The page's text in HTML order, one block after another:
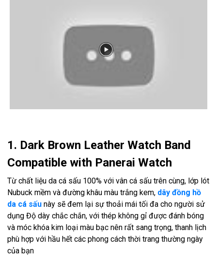
1. Dark Brown Leather Watch Band
Compatible with Panerai Watch
Từ chất liệu da cá sấu 100% với vân cá sấu trên cùng, lớp lót
Nubuck mềm và đường khâu màu trắng kem, dây đồng hồ
da cá sấu này sẽ đem lại sự thoải mái tối đa cho người sử
dụng Độ dày chắc chắn, với thép không gỉ được đánh bóng
và móc khóa kim loại màu bạc nên rất sang trọng, thanh lịch
phù hợp với hầu hết các phong cách thời trang thường ngày
của bạn